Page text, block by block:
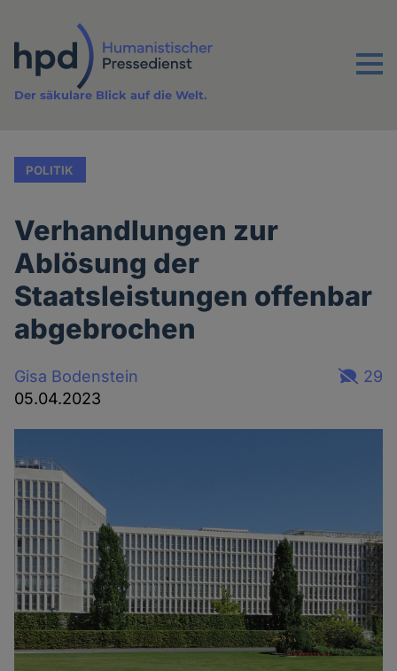
Inhalt
Menu
Der säkulare Blick auf die Welt.
POLITIK
Verhandlungen zur
Ablösung der
Staatsleistungen offenbar
abgebrochen
Gisa Bodenstein
05.04.2023
29